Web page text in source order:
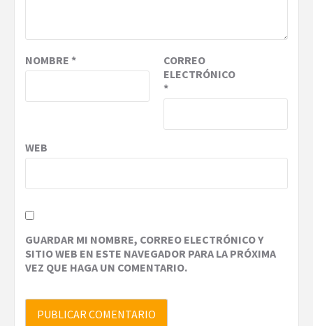
NOMBRE *
CORREO
ELECTRÓNICO
*
WEB
GUARDAR MI NOMBRE, CORREO ELECTRÓNICO Y
SITIO WEB EN ESTE NAVEGADOR PARA LA PRÓXIMA
VEZ QUE HAGA UN COMENTARIO.